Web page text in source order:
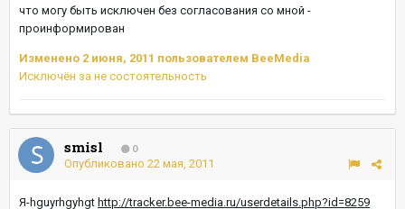
что могу быть исключен без согласования со мной -
проинформирован
Изменено 2 июня, 2011 пользователем BeeMedia
Исключён за не состоятельность
smisl
0
Опубликовано 22 мая, 2011
Я-hguyrhgyhgt http://tracker.bee-media.ru/userdetails.php?id=8259